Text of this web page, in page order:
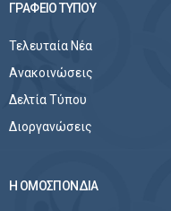
ΓΡΑΦΕΙΟ ΤΥΠΟΥ
Τελευταία Νέα
Ανακοινώσεις
Δελτία Τύπου
Διοργανώσεις
Η ΟΜΟΣΠΟΝΔΙΑ